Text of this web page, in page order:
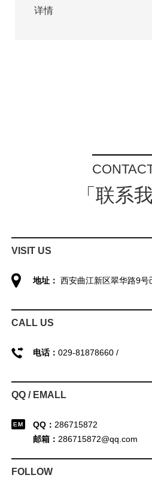
详情
「联系
VISIT US
地址： 西安曲江新区翠华路9号
CALL US
电话： 029-81878660 /
QQ / EMALL
QQ： 286715872
邮箱： 286715872@qq.com
FOLLOW